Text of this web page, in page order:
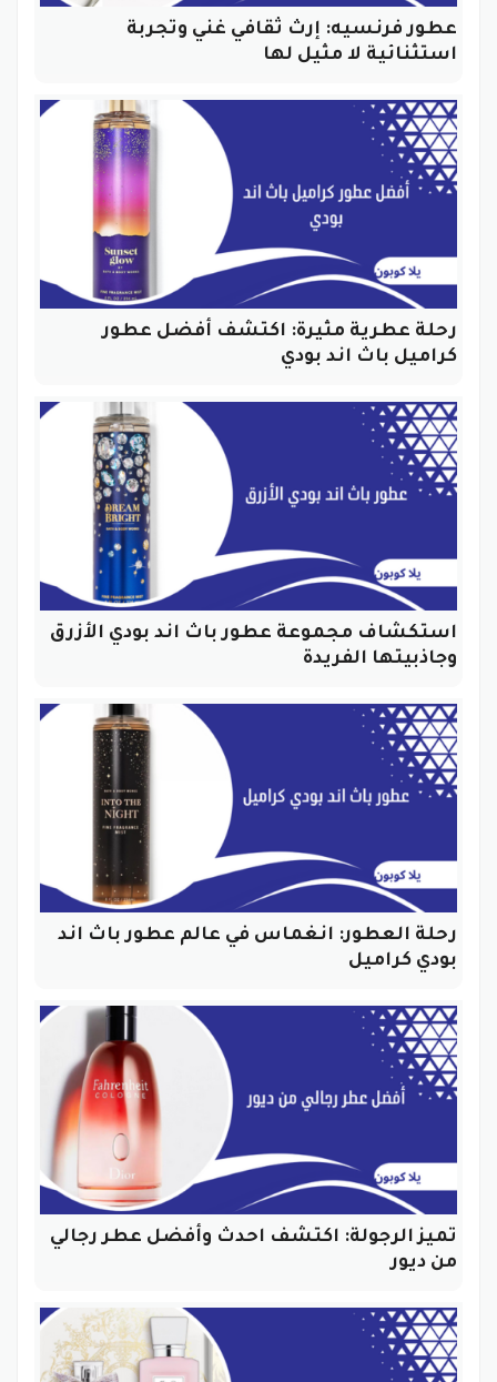
عطور فرنسيه: إرث ثقافي غني وتجربة
استثنائية لا مثيل لها
رحلة عطرية مثيرة: اكتشف أفضل عطور
كراميل باث اند بودي
استكشاف مجموعة عطور باث اند بودي الأزرق
وجاذبيتها الفريدة
رحلة العطور: انغماس في عالم عطور باث اند
بودي كراميل
تميز الرجولة: اكتشف احدث وأفضل عطر رجالي
من ديور